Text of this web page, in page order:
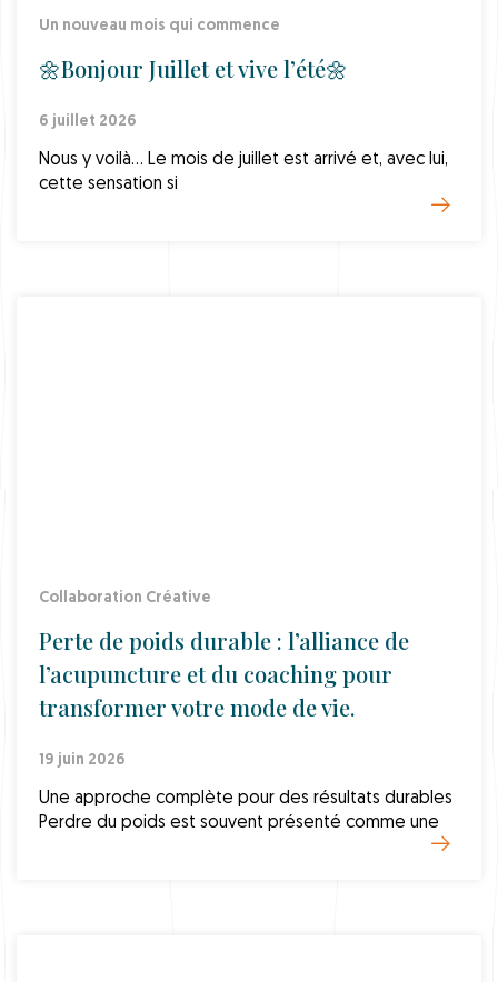
Un nouveau mois qui commence
🌼Bonjour Juillet et vive l’été🌼
6 juillet 2026
Nous y voilà… Le mois de juillet est arrivé et, avec lui,
cette sensation si
Collaboration Créative
Perte de poids durable : l’alliance de
l’acupuncture et du coaching pour
transformer votre mode de vie.
19 juin 2026
Une approche complète pour des résultats durables
Perdre du poids est souvent présenté comme une